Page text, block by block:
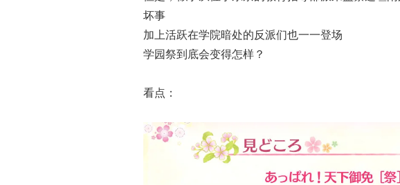
坏事
加上活跃在学院暗处的反派们也一一登场
学园祭到底会变得怎样？
看点：